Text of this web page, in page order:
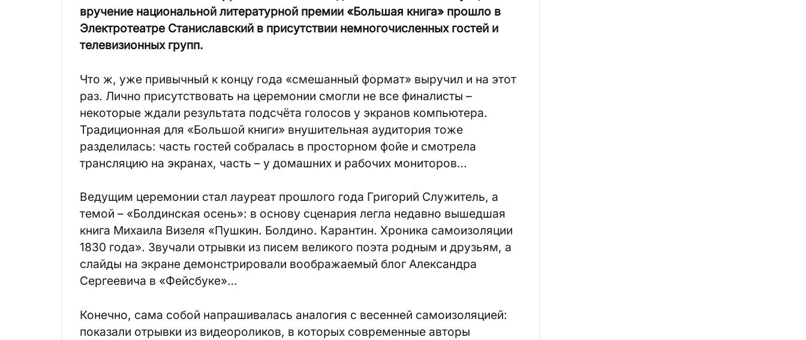
вручение национальной литературной премии «Большая книга» прошло в
Электротеатре Станиславский в присутствии немногочисленных гостей и
телевизионных групп.
Что ж, уже привычный к концу года «смешанный формат» выручил и на этот
раз. Лично присутствовать на церемонии смогли не все финалисты –
некоторые ждали результата подсчёта голосов у экранов компьютера.
Традиционная для «Большой книги» внушительная аудитория тоже
разделилась: часть гостей собралась в просторном фойе и смотрела
трансляцию на экранах, часть – у домашних и рабочих мониторов…
Ведущим церемонии стал лауреат прошлого года Григорий Служитель, а
темой – «Болдинская осень»: в основу сценария легла недавно вышедшая
книга Михаила Визеля «Пушкин. Болдино. Карантин. Хроника самоизоляции
1830 года». Звучали отрывки из писем великого поэта родным и друзьям, а
слайды на экране демонстрировали воображаемый блог Александра
Сергеевича в «Фейсбуке»…
Конечно, сама собой напрашивалась аналогия с весенней самоизоляцией:
показали отрывки из видеороликов, в которых современные авторы